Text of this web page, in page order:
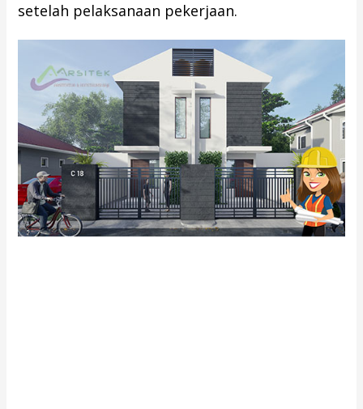
setelah pelaksanaan pekerjaan.